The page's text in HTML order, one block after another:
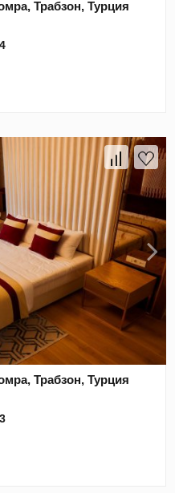
Трабзон, Турция
4
Трабзон, Турция
3